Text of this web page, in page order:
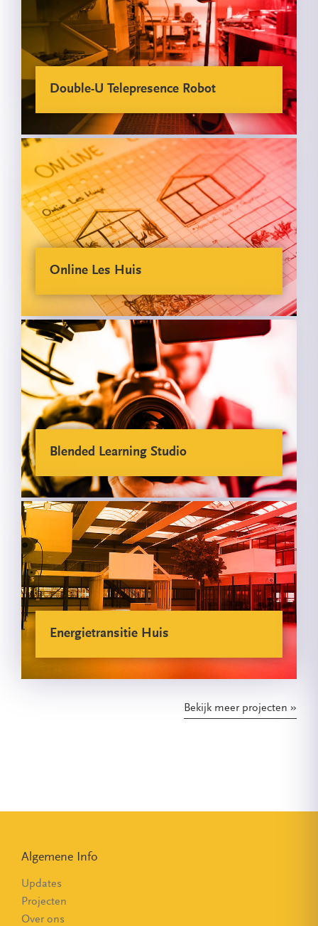
Double-U Telepresence Robot
Online Les Huis
Blended Learning Studio
Energietransitie Huis
Bekijk meer projecten
Algemene Info
Updates
Projecten
Over ons